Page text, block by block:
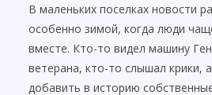
В маленьких поселках новости
особенно зимой, когда люди
вместе. Кто-то видел машину
ветерана, кто-то слышал крики,
добавить в историю